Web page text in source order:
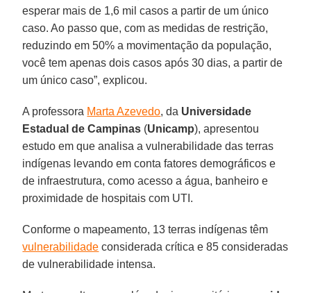
esperar mais de 1,6 mil casos a partir de um único
caso. Ao passo que, com as medidas de restrição,
reduzindo em 50% a movimentação da população,
você tem apenas dois casos após 30 dias, a partir de
um único caso”, explicou.
A professora Marta Azevedo, da Universidade
Estadual de Campinas (Unicamp), apresentou
estudo em que analisa a vulnerabilidade das terras
indígenas levando em conta fatores demográficos e
de infraestrutura, como acesso a água, banheiro e
proximidade de hospitais com UTI.
Conforme o mapeamento, 13 terras indígenas têm
vulnerabilidade considerada crítica e 85 consideradas
de vulnerabilidade intensa.